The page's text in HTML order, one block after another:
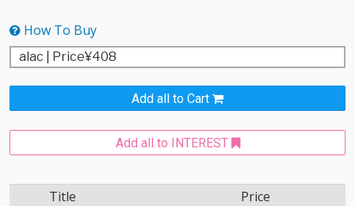
How To Buy
Add all to Cart
Add all to INTEREST
Title Price